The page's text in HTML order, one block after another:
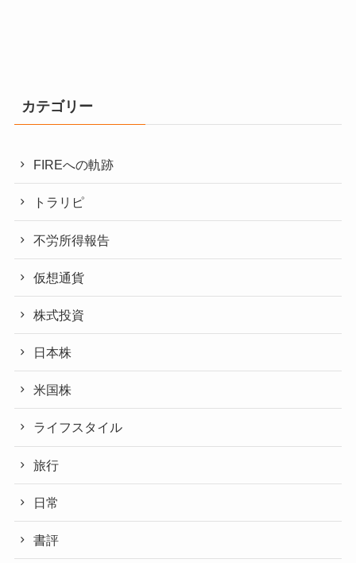
カテゴリー
FIREへの軌跡
トラリピ
不労所得報告
仮想通貨
株式投資
日本株
米国株
ライフスタイル
旅行
日常
書評